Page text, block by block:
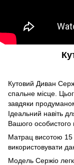
Кутовий Диван
спальне місце.
завдяки
Ідеальний навіть
Вашого особистого
Матрац висотою 15
використовувати
Модель Сержіо